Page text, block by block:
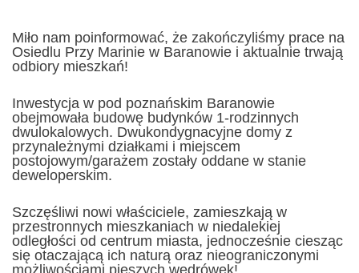
Miło nam poinformować, że zakończyliśmy prace na
Osiedlu Przy Marinie w Baranowie i aktualnie trwają
odbiory mieszkań!
Inwestycja w pod poznańskim Baranowie
obejmowała budowę budynków 1-rodzinnych
dwulokalowych. Dwukondygnacyjne domy z
przynależnymi działkami i miejscem
postojowym/garażem zostały oddane w stanie
deweloperskim.
Szczęśliwi nowi właściciele, zamieszkają w
przestronnych mieszkaniach w niedalekiej
odległości od centrum miasta, jednocześnie ciesząc
się otaczającą ich naturą oraz nieograniczonymi
możliwościami pieszych wędrówek!